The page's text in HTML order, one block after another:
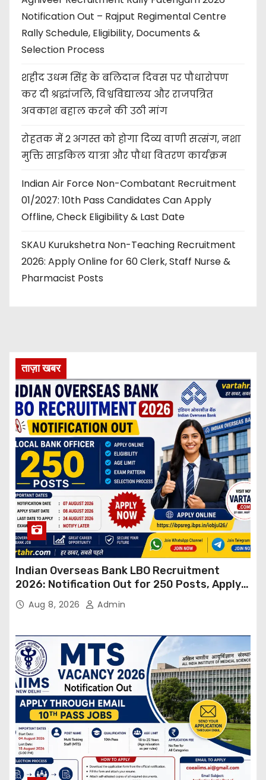
Notification Out – Rajput Regimental Centre
Rally Schedule, Eligibility, Documents &
Selection Process
शहीद उधम सिंह के बलिदान दिवस पर पौधारोपण
कर दी श्रद्धांजलि, विश्वविद्यालय और राजपत्रित
अवकाश बहाल करने की उठी मांग
रोहतक में 2 अगस्त को होगा दिव्य वाणी सत्संग, नशा
मुक्ति साइकिल यात्रा और पौधा वितरण कार्यक्रम
Indian Air Force Non-Combatant Recruitment
01/2027: 10th Pass Candidates Can Apply
Offline, Check Eligibility & Last Date
SKAU Kurukshetra Non-Teaching Recruitment
2026: Apply Online for 60 Clerk, Staff Nurse &
Pharmacist Posts
ताज़ा खबर
Indian Overseas Bank LBO Recruitment
2026: Notification Out for 250 Posts, Apply
OnlineAug 8, 2026 Admin